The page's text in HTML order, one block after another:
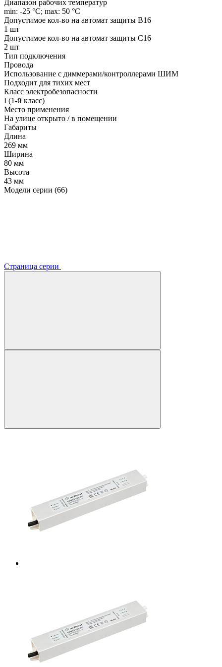
Диапазон рабочих температур
min: -25 °C; max: 50 °C
Допустимое кол-во на автомат защиты B16
1 шт
Допустимое кол-во на автомат защиты C16
2 шт
Тип подключения
Провода
Использование с диммерами/контроллерами ШИМ
Подходит для тихих мест
Класс электробезопасности
I (1-й класс)
Место применения
На улице открыто / в помещении
Габариты
Длина
269 мм
Ширина
80 мм
Высота
43 мм
Модели серии (66)
Страница серии